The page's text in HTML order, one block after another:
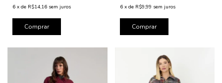
6 x de R$14,16 sem juros
Comprar
6 x de R$9,99 sem juros
Comprar